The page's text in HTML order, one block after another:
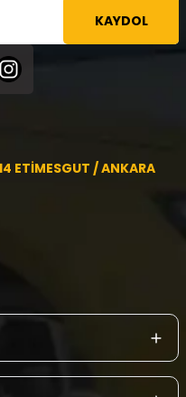
KAYDOL
ETİMESGUT / ANKARA